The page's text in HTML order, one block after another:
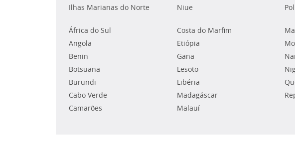
Ilhas Marianas do Norte
Niue
África do Sul
Angola
Benin
Botsuana
Burundi
Cabo Verde
Camarões
Costa do Marfim
Etiópia
Gana
Lesoto
Libéria
Madagáscar
Malauí